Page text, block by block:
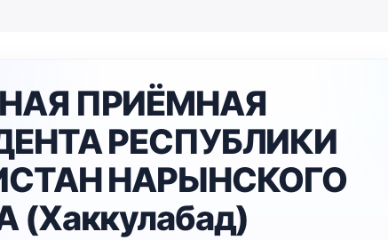
ПРИЁМНАЯ
РЕСПУБЛИКИ
НАРЫНСКОГО
(Хаккулабад)